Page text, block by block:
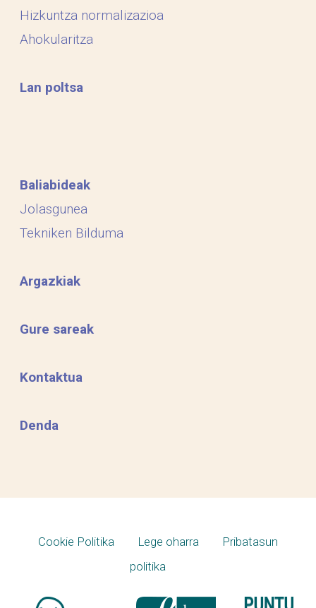
Hizkuntza normalizazioa
Ahokularitza
Lan poltsa
Baliabideak
Jolasgunea
Tekniken Bilduma
Argazkiak
Gure sareak
Kontaktua
Denda
Cookie Politika Lege oharra
Pribatasun
politika